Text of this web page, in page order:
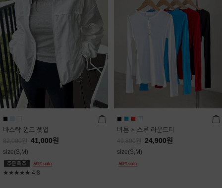
바스락 윈드 셋업
82,000 41,000원
size(S,M)
★★★★★ 4.8
버튼 시스루 라운드티
49,800 24,900원
size(S,M)